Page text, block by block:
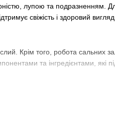
лупою та подразненням.
свіжість і здоровий вигляд
Крім того, робота сальних
та інгредієнтами, які